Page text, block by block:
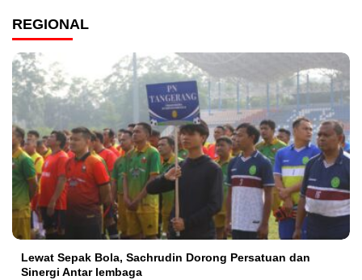
REGIONAL
Lewat Sepak Bola, Sachrudin Dorong Persatuan dan
Sinergi Antar lembaga